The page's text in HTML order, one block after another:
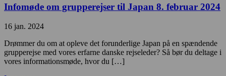
Infomøde om grupperejser til Japan 8. februar 2024
16 jan. 2024
Drømmer du om at opleve det forunderlige Japan på en spændende
grupperejse med vores erfarne danske rejseleder? Så bør du deltage i
vores informationsmøde, hvor du […]